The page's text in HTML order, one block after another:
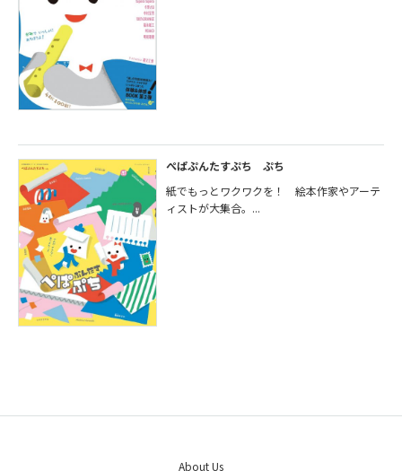
ぺぱぷんたすぷち ぷち
紙でもっとワクワクを！ 絵本作家やアーテ
ィストが大集合。...
About Us